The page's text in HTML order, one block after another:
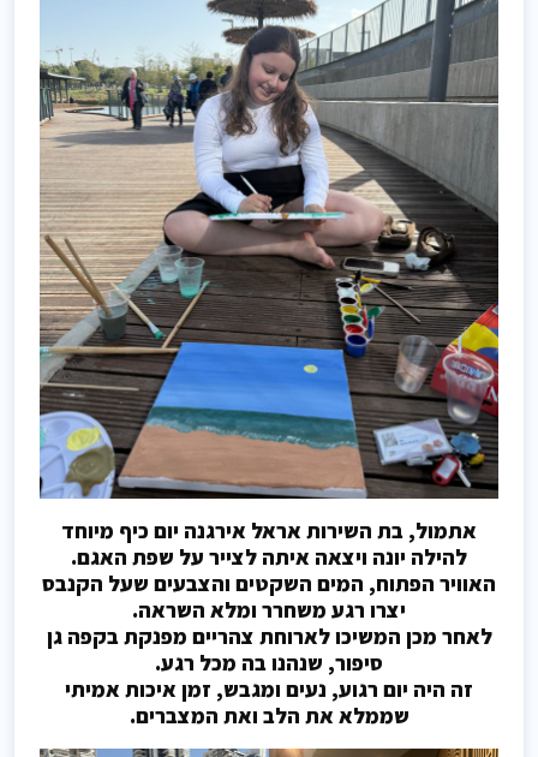
אתמול, בת השירות אראל אירגנה יום כיף מיוחד
להילה יונה ויצאה איתה לצייר על שפת האגם.
האוויר הפתוח, המים השקטים והצבעים שעל הקנבס
יצרו רגע משחרר ומלא השראה.
לאחר מכן המשיכו לארוחת צהריים מפנקת בקפה גן
סיפור, שנהנו בה מכל רגע.
זה היה יום רגוע, נעים ומגבש, זמן איכות אמיתי
שממלא את הלב ואת המצברים.